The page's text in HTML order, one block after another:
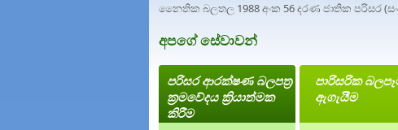
නෛතික බලතල 1988 අංක 56 දරණ ජාතික පරිසර
අපගේ සේවාවන්
පරිසර ආරක්ෂණ බලපත්‍ර
ක්‍රමවේදය ක්‍රියාත්මක
කිරීම
පාරිසරික
ඇගැයීම